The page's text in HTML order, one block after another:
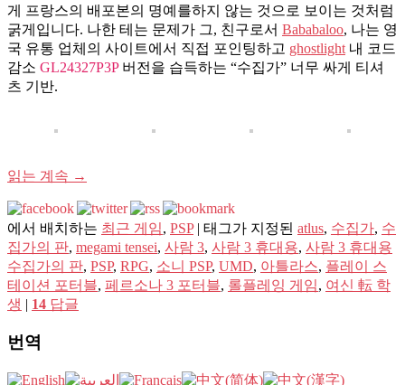
게 프랑스의 배포본의 명예를하지 않는 것으로 보이는 것처럼
굵게입니다. 나한 테는 문제가 그, 친구로서 Bababaloo, 나는 영
국 유통 업체의 사이트에서 직접 포인팅하고 ghostlight 내 코드
감소 GL24327P3P버전을 습득하는 “수집가” 너무 싸게 티셔
츠 기반.
읽는 계속 →
에서 배치하는 최근 게임, PSP | 태그가 지정된 atlus, 수집가, 수
집가의 판, megami tensei, 사람 3, 사람 3 휴대용, 사람 3 휴대용
수집가의 판, PSP, RPG, 소니 PSP, UMD, 아틀라스, 플레이 스
테이션 포터블, 페르소나 3 포터블, 롤플레잉 게임, 여신 転 학
생 | 14 답글
번역